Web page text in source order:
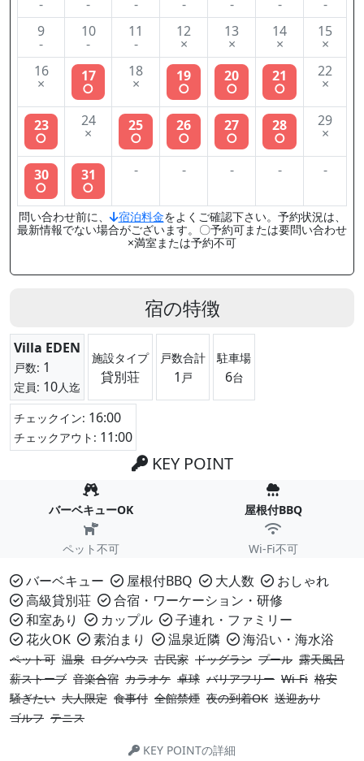
- - - - - -
-
9
-
10
-
11
-
12
×
13
×
14
×
15
×
16
× 17
○
18
× 19
○
20
○
21
○
22
×
23
○
24
× 25
○
26
○
27
○
28
○
29
×
30
○
31
○
- - - - -
問い合わせ前に、 宿泊料金をよくご確認下さい。予約状況は、
最新情報でない場合がございます。〇予約可または要問い合わせ
×満室または予約不可
宿の特徴
Villa EDEN
戸数: 1
定員: 10人迄
施設タイプ
貸別荘
戸数合計
1 戸
駐車場
6台
チェックイン: 16:00
チェックアウト: 11:00
KEY POINT
バーベキューOK 屋根付BBQ
ペット不可 Wi-Fi不可
バーベキュー 屋根付BBQ 大人数
おしゃれ
高級貸別荘
合宿・ワーケーション・研修
和室あり
カップル
子連れ・ファミリー
花火OK
素泊まり 温泉近隣 海沿い・海水浴
ペット可 温泉 ログハウス 古民家 ドッグラン プール 露天風呂
薪ストーブ 音楽合宿 カラオケ 卓球 バリアフリー Wi-Fi 格安
騒ぎたい 大人限定 食事付 全館禁煙 夜の到着OK 送迎あり
ゴルフ テニス
KEY POINTの詳細